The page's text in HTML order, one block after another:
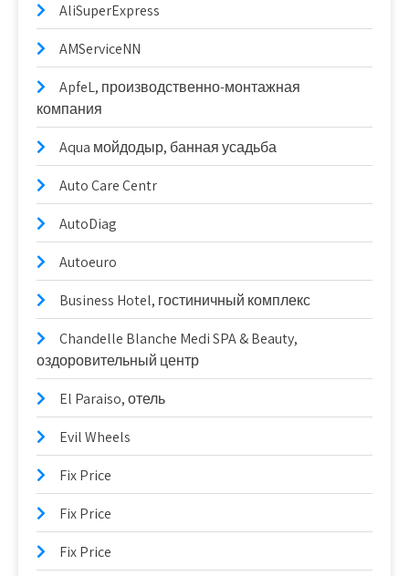
AliSuperExpress
AMServiceNN
ApfeL, производственно-монтажная
компания
Aqua мойдодыр, банная усадьба
Auto Care Centr
AutoDiag
Autoeuro
Business Hotel, гостиничный комплекс
Chandelle Blanche Medi SPA & Beauty,
оздоровительный центр
El Paraiso, отель
Evil Wheels
Fix Price
Fix Price
Fix Price